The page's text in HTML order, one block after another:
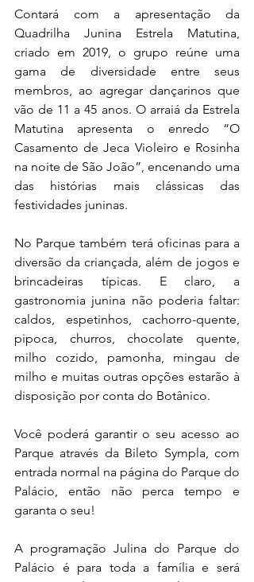
Contará com a apresentação da
Quadrilha Junina Estrela Matutina,
criado em 2019, o grupo reúne uma
gama de diversidade entre seus
membros, ao agregar dançarinos que
vão de 11 a 45 anos. O arraiá da Estrela
Matutina apresenta o enredo “O
Casamento de Jeca Violeiro e Rosinha
na noite de São João”, encenando uma
das histórias mais clássicas das
festividades juninas.
No Parque também terá oficinas para a
diversão da criançada, além de jogos e
brincadeiras típicas. E claro, a
gastronomia junina não poderia faltar:
caldos, espetinhos, cachorro-quente,
pipoca, churros, chocolate quente,
milho cozido, pamonha, mingau de
milho e muitas outras opções estarão à
disposição por conta do Botânico.
Você poderá garantir o seu acesso ao
Parque através da Bileto Sympla, com
entrada normal na página do Parque do
Palácio, então não perca tempo e
garanta o seu!
A programação Julina do Parque do
Palácio é para toda a família e será